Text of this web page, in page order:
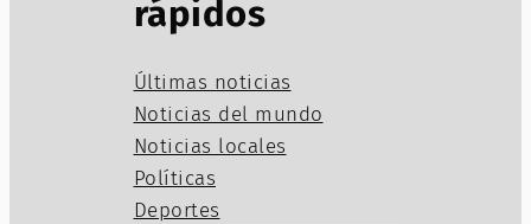
rápidos
Últimas noticias
Noticias del mundo
Noticias locales
Políticas
Deportes